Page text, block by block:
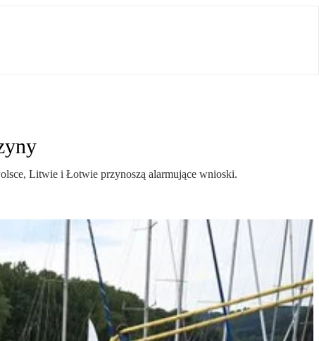
Litwie i Łotwie przynoszą alarmujące wnioski.